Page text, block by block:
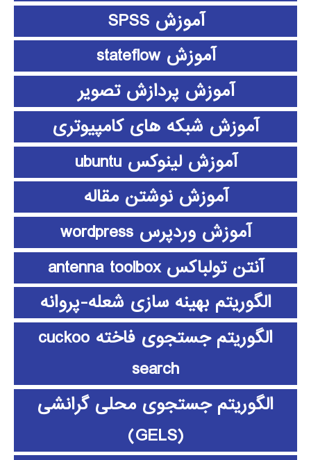
آموزش SPSS
آموزش stateflow
آموزش پردازش تصویر
آموزش شبکه های کامپیوتری
آموزش لینوکس ubuntu
آموزش نوشتن مقاله
آموزش وردپرس wordpress
آنتن تولباکس antenna toolbox
الگوریتم بهینه سازی شعله-پروانه
الگوریتم جستجوی فاخته cuckoo
search
الگوریتم جستجوی محلی گرانشی
(GELS)